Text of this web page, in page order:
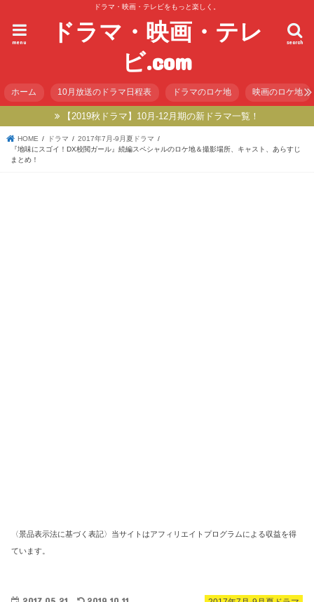
ドラマ・映画・テレビをもっと楽しく。
ドラマ・映画・テレ
ビ.com
search
menu
ホーム 10月放送のドラマ日程表 ドラマのロケ地 映画のロケ地
【2019秋ドラマ】10月-12月期の新ドラマ一覧！
HOME ドラマ
2017年7月-9月夏ドラマ
『地味にスゴイ！DX校閲ガール』続編スペシャルのロケ地＆撮影場所、キャスト、あらすじ
まとめ！
〈景品表示法に基づく表記〉当サイトはアフィリエイトプログラムによる収益を得
ています。